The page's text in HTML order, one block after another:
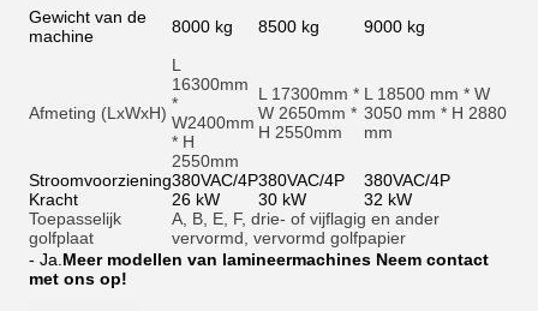
Gewicht van de
machine
8000 kg 8500 kg 9000 kg
Afmeting (LxWxH)
L
16300mm
*
W2400mm
* H
2550mm
L 17300mm *
W 2650mm *
H 2550mm
L 18500 mm * W
3050 mm * H 2880
mm
Stroomvoorziening380VAC/4P380VAC/4P
380VAC/4P
Kracht
26 kW 30 kW
32 kW
Toepasselijk
golfplaat
A, B, E, F, drie- of vijflagig en ander
vervormd, vervormd golfpapier
- Ja. Meer modellen van lamineermachines Neem contact
met ons op!